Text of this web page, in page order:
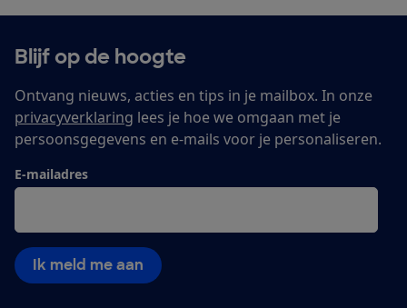
Blijf op de hoogte
Ontvang nieuws, acties en tips in je mailbox. In onze
privacyverklaring lees je hoe we omgaan met je
persoonsgegevens en e-mails voor je personaliseren.
E-mailadres
Ik meld me aan